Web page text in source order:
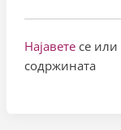
Најавете се или
содржината